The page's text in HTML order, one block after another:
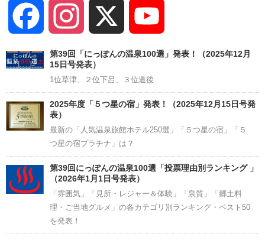
Facebook Instagram
Channel
第39回「にっぽんの温泉100選」発表！（2025年12月
15日号発表）
1位草津、２位下呂、３位道後
2025年度「５つ星の宿」発表！（2025年12月15日号発
表）
最新の「人気温泉旅館ホテル250選」「５つ星の宿」「５
つ星の宿プラチナ」は？
第39回にっぽんの温泉100選「投票理由別ランキング 」
（2026年1月1日号発表）
「雰囲気」「見所・レジャー＆体験」「泉質」「郷土料
理・ご当地グルメ」の各カテゴリ別ランキング・ベスト50
を発表！